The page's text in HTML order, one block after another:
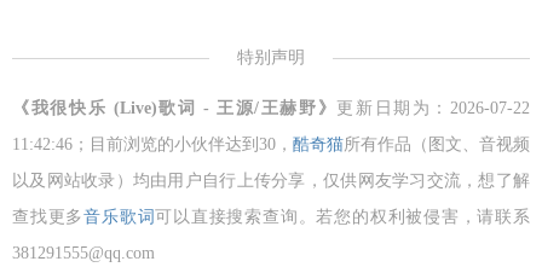
特别声明
《我很快乐 (Live)歌词 - 王源/王赫野》
更新日期为：2026-07-22
11:42:46；目前浏览的小伙伴达到 30， 酷奇猫 所有作品（图文、音视频
以及网站收录）均由用户自行上传分享，仅供网友学习交流，想了解
查找更多音乐歌词 可以直接搜索查询。若您的权利被侵害，请联系
381291555@qq.com